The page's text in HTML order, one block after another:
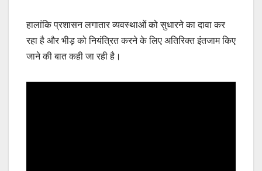
हालांकि प्रशासन लगातार व्यवस्थाओं को सुधारने का दावा कर
रहा है और भीड़ को नियंत्रित करने के लिए अतिरिक्त इंतजाम किए
जाने की बात कही जा रही है।